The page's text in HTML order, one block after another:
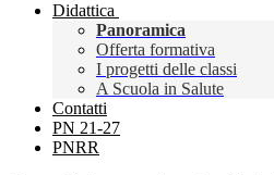
Didattica
Panoramica
Offerta formativa
I progetti delle classi
A Scuola in Salute
Contatti
PN 21-27
PNRR